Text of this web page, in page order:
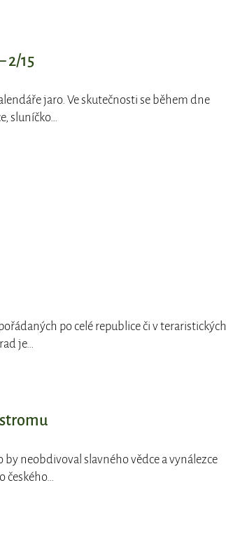
2/15
jaro. Ve skutečnosti se během dne
sluníčko…
po celé republice či v teraristických
je…
by neobdivoval slavného vědce a vynálezce
českého…